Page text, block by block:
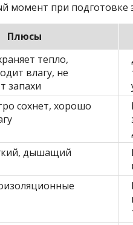
момент при подготовке
Плюсы
тепло,
влагу, не
запахи
сохнет, хорошо
дышащий